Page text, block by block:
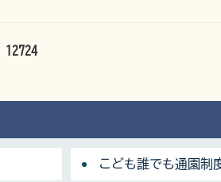
12724
こども誰でも通園制